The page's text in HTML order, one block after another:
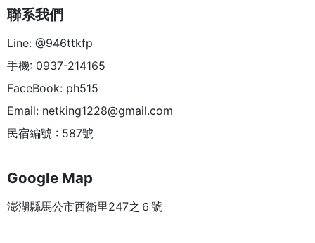
聯系我們
Line: @946ttkfp
手機: 0937-214165
FaceBook: ph515
Email: netking1228@gmail.com
民宿編號 : 587號
Google Map
澎湖縣馬公市西衛里247之６號